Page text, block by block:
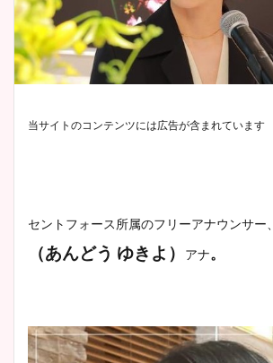
当サイトのコンテンツには広告が含まれています
セントフォース所属のフリーアナウンサー、
（あんどう ゆきよ ） アナ。